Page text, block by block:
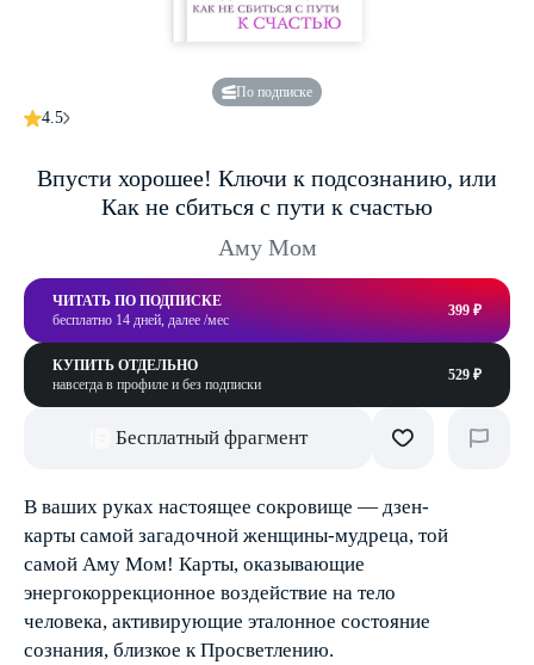
По подписке
4.5
Впусти хорошее! Ключи к подсознанию, или
Как не сбиться с пути к счастью
Аму Мом
ЧИТАТЬ ПО ПОДПИСКЕ
бесплатно 14 дней, далее /мес
399 ₽
КУПИТЬ ОТДЕЛЬНО
навсегда в профиле и без подписки
529 ₽
Бесплатный фрагмент
В ваших руках настоящее сокровище — дзен-
карты самой загадочной женщины-мудреца, той
самой Аму Мом! Карты, оказывающие
энергокоррекционное воздействие на тело
человека, активирующие эталонное состояние
сознания, близкое к Просветлению.